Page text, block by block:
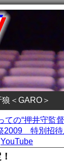
狼＜GARO＞
の“押井守監督
2009 特別招
YouTube